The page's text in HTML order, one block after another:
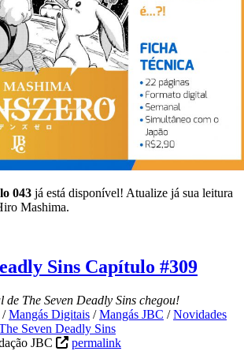
043 já está disponível! Atualize já sua leitura
Mashima.
Sins Capítulo #309
de The Seven Deadly Sins chegou!
/Mangás Digitais /Mangás JBC /Novidades
Seven Deadly Sins
JBC permalink